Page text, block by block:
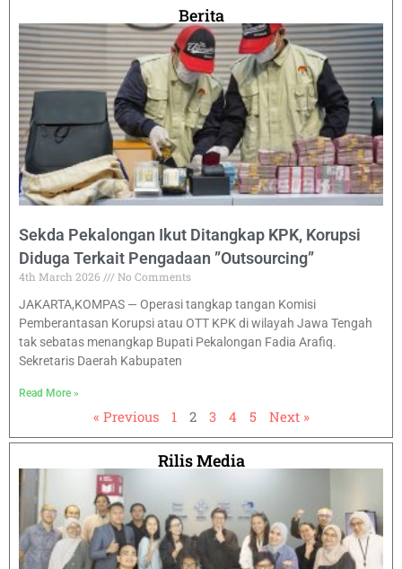
Berita
Sekda Pekalongan Ikut Ditangkap KPK, Korupsi
Diduga Terkait Pengadaan ”Outsourcing”
4th March 2026
No Comments
JAKARTA,KOMPAS — Operasi tangkap tangan Komisi
Pemberantasan Korupsi atau OTT KPK di wilayah Jawa Tengah
tak sebatas menangkap Bupati Pekalongan Fadia Arafiq.
Sekretaris Daerah Kabupaten
Read More »
« Previous 1 2 3 4 5 Next »
Rilis Media